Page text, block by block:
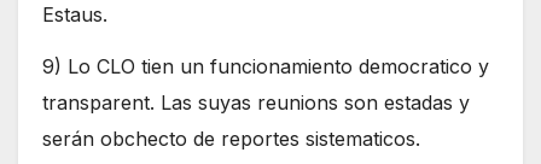
Estaus.
9) Lo CLO tien un funcionamiento democratico y
transparent. Las suyas reunions son estadas y
serán obchecto de reportes sistematicos.